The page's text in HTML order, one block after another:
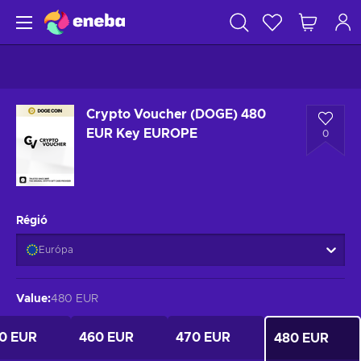
Crypto Voucher (DOGE) 480
EUR Key EUROPE
0
Régió
Európa
Value:480 EUR
EUR 460 EUR 470 EUR 480 EUR